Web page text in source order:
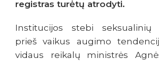
registras turėtų atrodyti.
Institucijos stebi seksualinių
prieš vaikus augimo
vidaus reikalų ministrės